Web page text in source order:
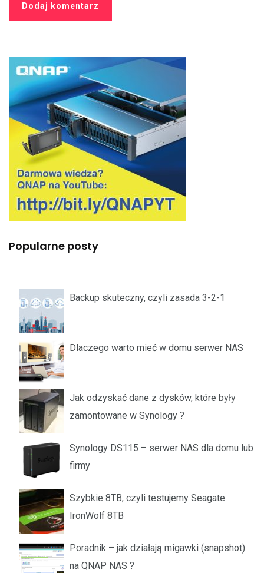
Popularne posty
Backup skuteczny, czyli zasada 3-2-1
Dlaczego warto mieć w domu serwer NAS
Jak odzyskać dane z dysków, które były
zamontowane w Synology ?
Synology DS115 – serwer NAS dla domu lub
firmy
Szybkie 8TB, czyli testujemy Seagate
IronWolf 8TB
Poradnik – jak działają migawki (snapshot)
na QNAP NAS ?